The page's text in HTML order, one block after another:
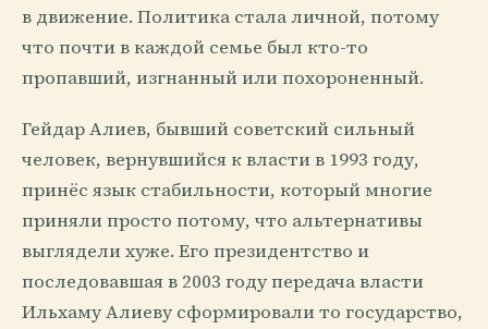
в движение. Политика стала личной, потому
что почти в каждой семье был кто-то
пропавший, изгнанный или похороненный.
Гейдар Алиев, бывший советский сильный
человек, вернувшийся к власти в 1993 году,
принёс язык стабильности, который многие
приняли просто потому, что альтернативы
выглядели хуже. Его президентство и
последовавшая в 2003 году передача власти
Ильхаму Алиеву сформировали то государство,